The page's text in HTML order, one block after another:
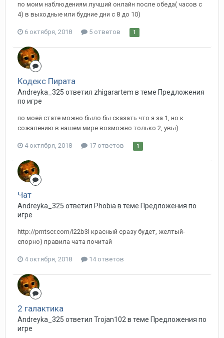
по моим наблюдениям лучший онлайн после обеда( часов с
4) в выходные или будние дни с 8 до 10)
6 октября, 2018 5 ответов 1
Кодекс Пирата
Andreyka_325 ответил zhigarartem в теме Предложения
по игре
по моей стате можно было бы сказать что я за 1, но к
сожалению в нашем мире возможно только 2, увы)
4 октября, 2018 17 ответов 1
Чат
Andreyka_325 ответил Phobia в теме Предложения по
игре
http://prntscr.com/l22b3l красный сразу будет, желтый-
спорно) правила чата почитай
4 октября, 2018 14 ответов
2 галактика
Andreyka_325 ответил Trojan102 в теме Предложения по
игре